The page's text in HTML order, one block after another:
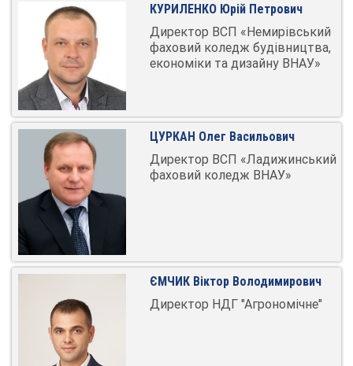
КУРИЛЕНКО Юрій Петрович
Директор ВСП «Немирівський
фаховий коледж будівництва,
економіки та дизайну ВНАУ»
ЦУРКАН Олег Васильович
Директор ВСП «Ладижинський
фаховий коледж ВНАУ»
ЄМЧИК Віктор Володимирович
Директор НДГ "Агрономічне"